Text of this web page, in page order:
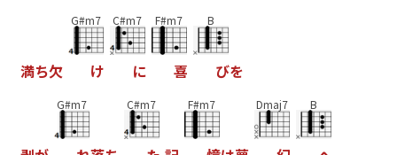
満ち欠
G#m7
け
C#m7
に
F#m7
喜
B
びを
G#m7 C#m7 F#m7 Dmaj7 B